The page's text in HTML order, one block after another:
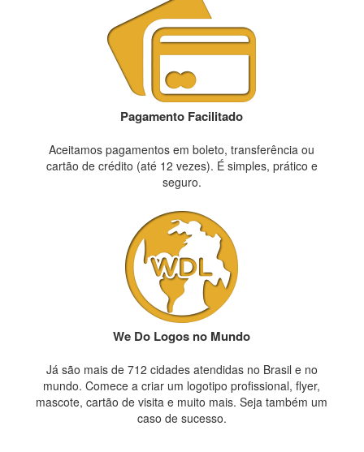
Pagamento Facilitado
Aceitamos pagamentos em boleto, transferência ou
cartão de crédito (até 12 vezes). É simples, prático e
seguro.
We Do Logos no Mundo
Já são mais de 712 cidades atendidas no Brasil e no
mundo. Comece a criar um logotipo profissional, flyer,
mascote, cartão de visita e muito mais. Seja também um
caso de sucesso.